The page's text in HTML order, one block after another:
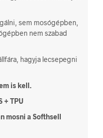
sem mosógépben,
nem szabad
hagyja lecsepegni
is kell.
+ TPU
mosni a Softhsell